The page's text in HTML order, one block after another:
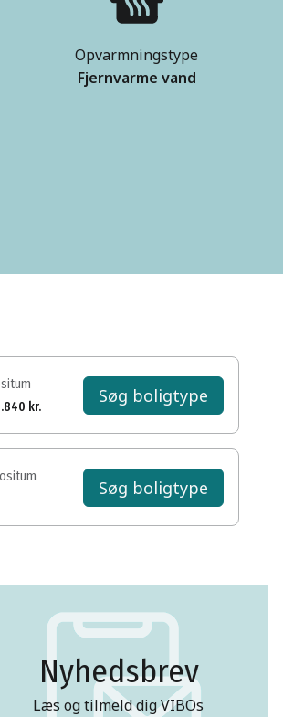
Opvarmningstype
Fjernvarme vand
kr.
Søg boligtype
Søg boligtype
Nyhedsbrev
Læs og tilmeld dig VIBOs